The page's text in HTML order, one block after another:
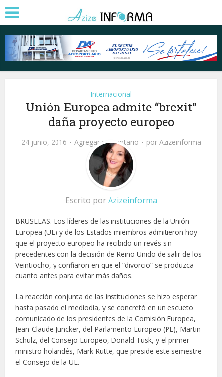
Internacional
Unión Europea admite “brexit”
daña proyecto europeo
24 junio, 2016 Agregar comentario por Azizeinforma
Escrito porAzizeinforma
BRUSELAS. Los líderes de las instituciones de la Unión
Europea (UE) y de los Estados miembros admitieron hoy
que el proyecto europeo ha recibido un revés sin
precedentes con la decisión de Reino Unido de salir de los
Veintiocho, y confiaron en que el “divorcio” se produzca
cuanto antes para evitar más daños.
La reacción conjunta de las instituciones se hizo esperar
hasta pasado el mediodía, y se concretó en un escueto
comunicado de los presidentes de la Comisión Europea,
Jean-Claude Juncker, del Parlamento Europeo (PE), Martin
Schulz, del Consejo Europeo, Donald Tusk, y el primer
ministro holandés, Mark Rutte, que preside este semestre
el Consejo de la UE.